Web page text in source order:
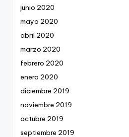
junio 2020
mayo 2020
abril 2020
marzo 2020
febrero 2020
enero 2020
diciembre 2019
noviembre 2019
octubre 2019
septiembre 2019